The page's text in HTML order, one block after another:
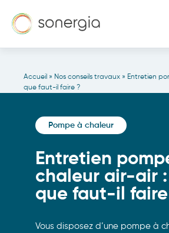
Accueil » Nos conseils travaux » Entretien
que faut-il faire ?
Pompe à chaleur
Entretien
chaleur air-air :
que faut-il
Vous disposez d’une pompe à